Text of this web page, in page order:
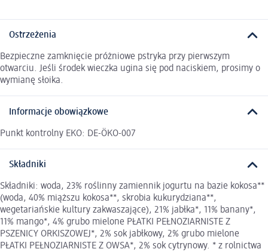
Ostrzeżenia
Bezpieczne zamknięcie próżniowe pstryka przy pierwszym
otwarciu. Jeśli środek wieczka ugina się pod naciskiem, prosimy o
wymianę słoika.
Informacje obowiązkowe
Punkt kontrolny EKO: DE-ÖKO-007
Składniki
Składniki: woda, 23% roślinny zamiennik jogurtu na bazie kokosa**
(woda, 40% miąższu kokosa**, skrobia kukurydziana**,
wegetariańskie kultury zakwaszające), 21% jabłka*, 11% banany*,
11% mango*, 4% grubo mielone PŁATKI PEŁNOZIARNISTE Z
PSZENICY ORKISZOWEJ*, 2% sok jabłkowy, 2% grubo mielone
PŁATKI PEŁNOZIARNISTE Z OWSA*, 2% sok cytrynowy. * z rolnictwa